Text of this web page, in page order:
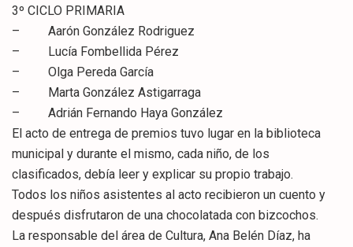
3º CICLO PRIMARIA
– Aarón González Rodriguez
– Lucía Fombellida Pérez
– Olga Pereda García
– Marta González Astigarraga
– Adrián Fernando Haya González
El acto de entrega de premios tuvo lugar en la biblioteca
municipal y durante el mismo, cada niño, de los
clasificados, debía leer y explicar su propio trabajo.
Todos los niños asistentes al acto recibieron un cuento y
después disfrutaron de una chocolatada con bizcochos.
La responsable del área de Cultura, Ana Belén Díaz, ha